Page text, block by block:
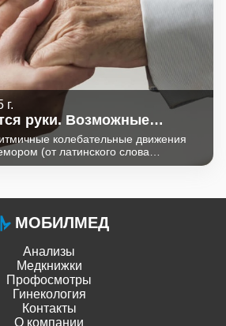
г.
руки. Возможные
колебательные движения
(от латинского слова
Появление тремора связано с
человека, если он замерз, сильно
выпил много кофе, алкоголя,
нагрузками в
МОБИЛМЕД
Анализы
Медкнижки
Профосмотры
Гинекология
Контакты
О компании